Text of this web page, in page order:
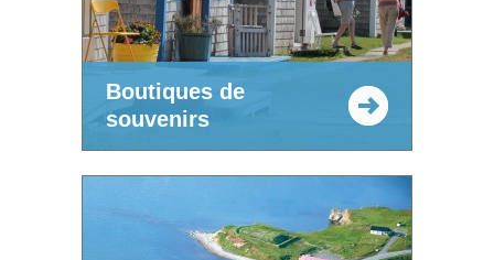
Boutiques de
souvenirs